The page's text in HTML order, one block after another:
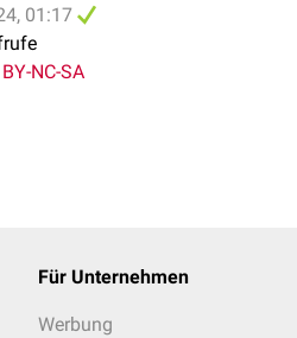
01:17
BY-NC-SA
Für Unternehmen
Werbung